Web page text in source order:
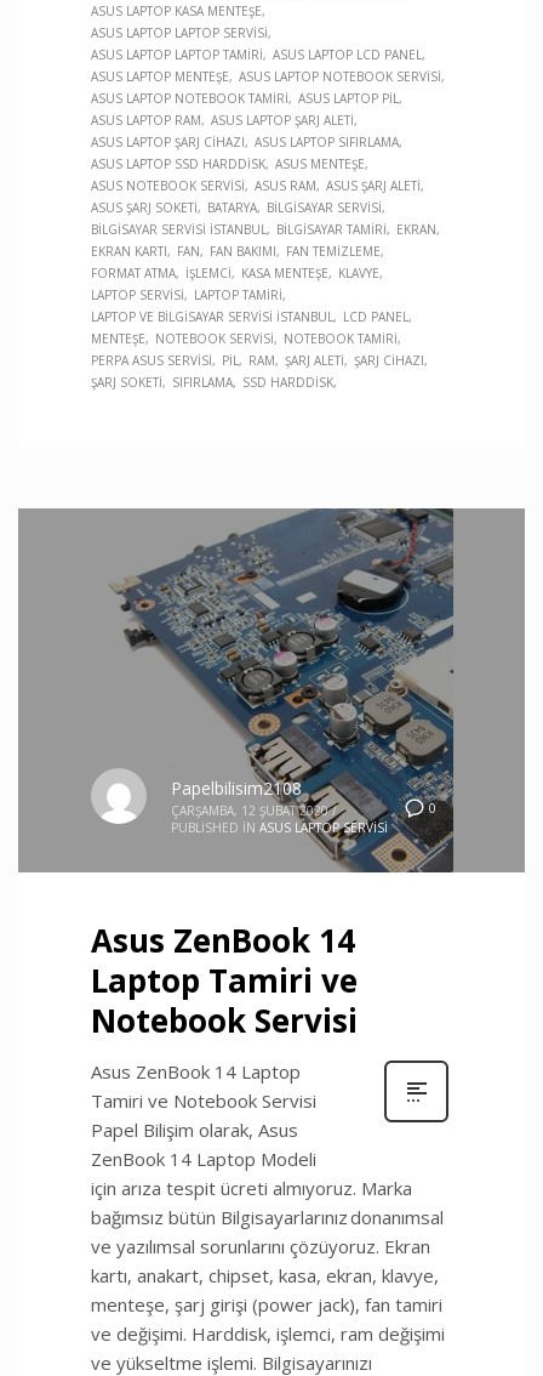
ASUS LAPTOP KASA MENTEŞE
ASUS LAPTOP LAPTOP SERVISI
ASUS LAPTOP LAPTOP TAMIRI
ASUS LAPTOP LCD PANEL
ASUS LAPTOP MENTEŞE
ASUS LAPTOP NOTEBOOK SERVISI
ASUS LAPTOP NOTEBOOK TAMIRI
ASUS LAPTOP PIL
ASUS LAPTOP RAM
ASUS LAPTOP ŞARJ ALETI
ASUS LAPTOP ŞARJ CIHAZI
ASUS LAPTOP SIFIRLAMA
ASUS LAPTOP SSD HARDDISK ASUS MENTEŞE
ASUS NOTEBOOK SERVISI
ASUS RAM
ASUS ŞARJ ALETI
ASUS ŞARJ SOKETI
BATARYA
BILGISAYAR SERVISI
BILGISAYAR SERVISI İSTANBUL
BILGISAYAR TAMIRI
EKRAN
EKRAN KARTI
FAN FAN BAKIMI
FAN TEMIZLEME
FORMAT ATMA
İŞLEMCI KASA MENTEŞE
KLAVYE
LAPTOP SERVISI
LAPTOP TAMIRI
LAPTOP VE BILGISAYAR SERVISI İSTANBUL
LCD PANEL
MENTEŞE
NOTEBOOK SERVISI
NOTEBOOK TAMIRI
PERPA ASUS SERVISI
PIL RAM ŞARJ ALETI
ŞARJ CIHAZI
ŞARJ SOKETI
SIFIRLAMA SSD HARDDISK
0
Papelbilisim2108
ÇARŞAMBA, 12 ŞUBAT 2020 /
PUBLISHED IN ASUS LAPTOP SERVISI
Asus ZenBook 14
Laptop Tamiri ve
Notebook Servisi
Asus ZenBook 14 Laptop
Tamiri ve Notebook Servisi
Papel Bilişim olarak, Asus
ZenBook 14 Laptop Modeli
için arıza tespit ücreti almıyoruz. Marka
bağımsız bütün Bilgisayarlarınız donanımsal
ve yazılımsal sorunlarını çözüyoruz. Ekran
kartı, anakart, chipset, kasa, ekran, klavye,
menteşe, şarj girişi (power jack), fan tamiri
ve değişimi. Harddisk, işlemci, ram değişimi
ve yükseltme işlemi. Bilgisayarınızı